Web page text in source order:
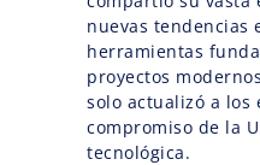
nuevas tendencias
herramientas
proyectos
solo actualizó a los
compromiso de la
tecnológica.